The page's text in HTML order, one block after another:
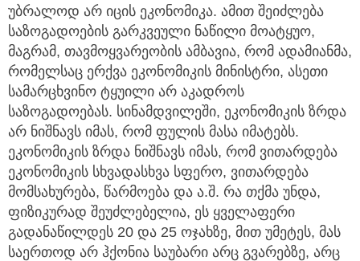
უბრალოდ არ იცის ეკონომიკა. ამით შეიძლება
საზოგადოების გარკვეული ნაწილი მოატყუო,
მაგრამ, თავმოყვარეობის ამბავია, რომ ადამიანმა,
რომელსაც ერქვა ეკონომიკის მინისტრი, ასეთი
სამარცხვინო ტყუილი არ აკადროს
საზოგადოებას. სინამდვილეში, ეკონომიკის ზრდა
არ ნიშნავს იმას, რომ ფულის მასა იმატებს.
ეკონომიკის ზრდა ნიშნავს იმას, რომ ვითარდება
ეკონომიკის სხვადასხვა სფერო, ვითარდება
მომსახურება, წარმოება და ა.შ. რა თქმა უნდა,
ფიზიკურად შეუძლებელია, ეს ყველაფერი
გადანაწილდეს 20 და 25 ოჯახზე, მით უმეტეს, მას
საერთოდ არ ჰქონია საუბარი არც გვარებზე, არც